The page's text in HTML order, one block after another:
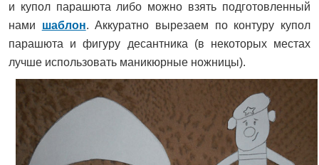
и купол парашюта либо можно взять подготовленный
нами шаблон. Аккуратно вырезаем по контуру купол
парашюта и фигуру десантника (в некоторых местах
лучше использовать маникюрные ножницы).